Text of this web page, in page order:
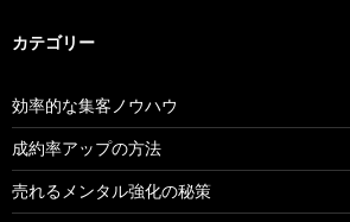
カテゴリー
効率的な集客ノウハウ
成約率アップの方法
売れるメンタル強化の秘策